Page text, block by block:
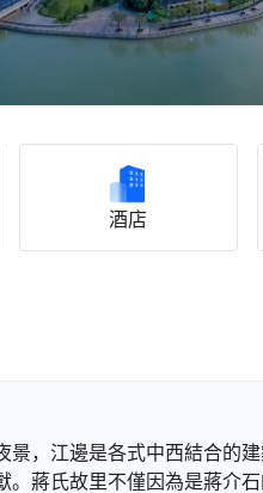
酒店
，江邊是各式中西結合的
蔣氏故里不僅因為是蔣介